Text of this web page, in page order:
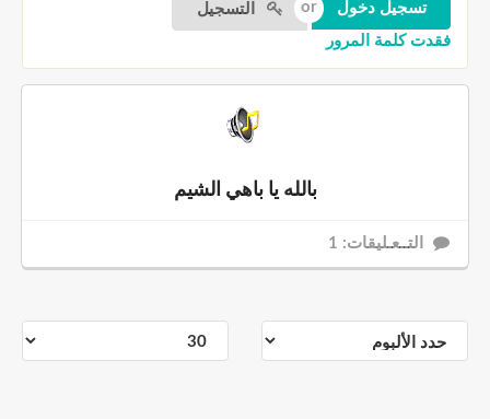
التسجيل
فقدت كلمة المرور
بالله يا باهي الشيم
التــعـليقات: 1